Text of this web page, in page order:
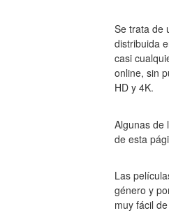
Se trata de
distribuida
casi
online, sin
HD y 4K.
Algunas de
de esta
Las
género y
muy fácil